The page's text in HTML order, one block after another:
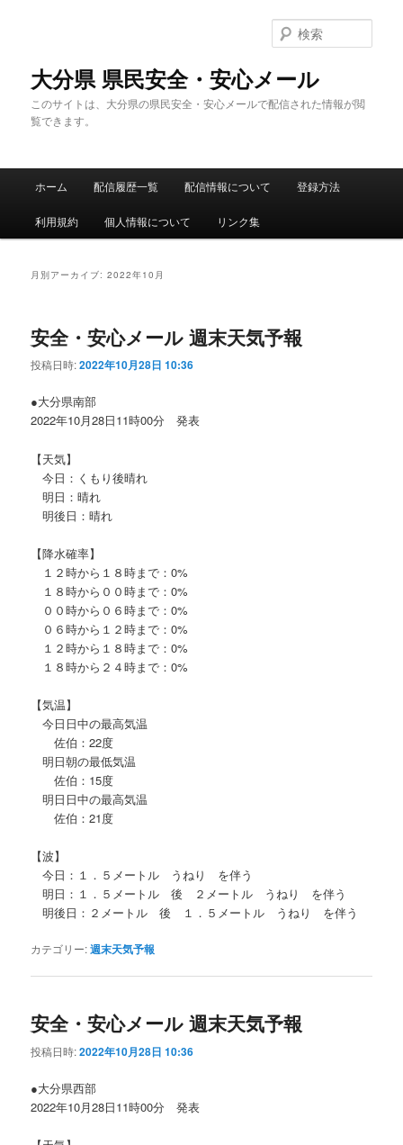
大分県 県民安全・安心メール
このサイトは、大分県の県民安全・安心メールで配信された情報が閲
覧できます。
索
メ
ホーム 配信履歴一覧 配信情報について 登録方法
利用規約 個人情報について リンク集
月別アーカイブ:2022年10月
安全・安心メール 週末天気予報
投稿日時:2022年10月28日 10:36
●大分県南部
2022年10月28日11時00分 発表
【天気】
今日：くもり後晴れ
明日：晴れ
明後日：晴れ
【降水確率】
１２時から１８時まで：0%
１８時から００時まで：0%
００時から０６時まで：0%
０６時から１２時まで：0%
１２時から１８時まで：0%
１８時から２４時まで：0%
【気温】
今日日中の最高気温
佐伯：22度
明日朝の最低気温
佐伯：15度
明日日中の最高気温
佐伯：21度
【波】
今日：１．５メートル うねり を伴う
明日：１．５メートル 後 ２メートル うねり を伴う
明後日：２メートル 後 １．５メートル うねり を伴う
カテゴリー:週末天気予報
安全・安心メール 週末天気予報
投稿日時:2022年10月28日 10:36
●大分県西部
2022年10月28日11時00分 発表